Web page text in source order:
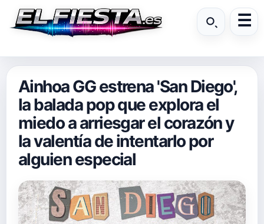
Ainhoa GG estrena 'San Diego',
la balada pop que explora el
miedo a arriesgar el corazón y
la valentía de intentarlo por
alguien especial